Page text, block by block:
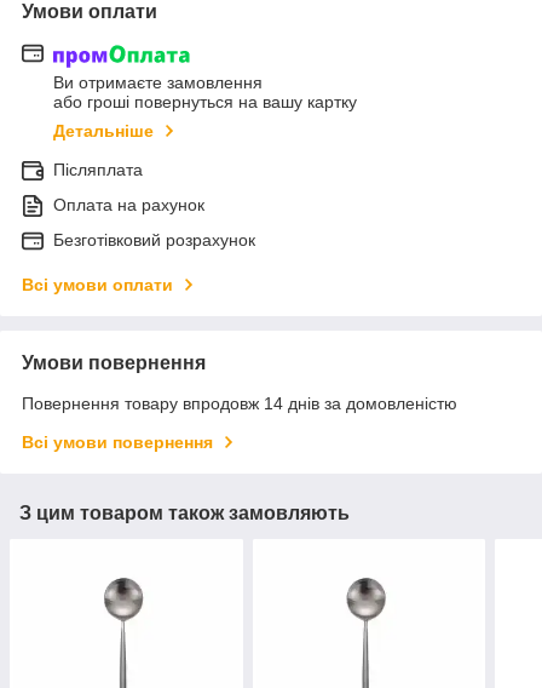
Умови оплати
Ви отримаєте замовлення
або гроші повернуться на вашу картку
Детальніше
Післяплата
Оплата на рахунок
Безготівковий розрахунок
Всі умови оплати
Умови повернення
Повернення товару впродовж 14 днів за домовленістю
Всі умови повернення
З цим товаром також замовляють